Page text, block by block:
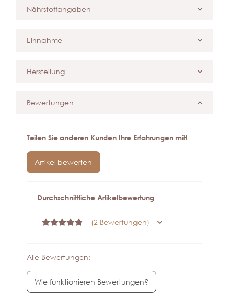
Nährstoffangaben
Einnahme
Herstellung
Bewertungen
Durchschnittliche Artikelbewertung
(2 Bewertungen)
Teilen Sie anderen Kunden Ihre Erfahrungen mit!
Artikel bewerten
Alle Bewertungen:
Wie funktionieren Bewertungen?